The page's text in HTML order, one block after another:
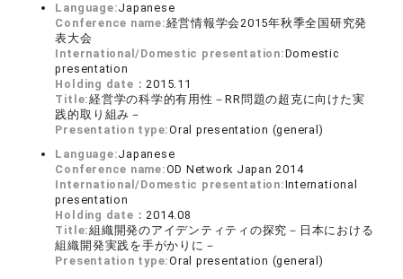
Language:Japanese
Conference name:経営情報学会2015年秋季全国研究発
表大会
International/Domestic presentation:Domestic
presentation
Holding date：2015.11
Title:経営学の科学的有用性－RR問題の超克に向けた実
践的取り組み－
Presentation type:Oral presentation (general)
Language:Japanese
Conference name:OD Network Japan 2014
International/Domestic presentation:International
presentation
Holding date：2014.08
Title:組織開発のアイデンティティの探究－日本における
組織開発実践を手がかりに－
Presentation type:Oral presentation (general)